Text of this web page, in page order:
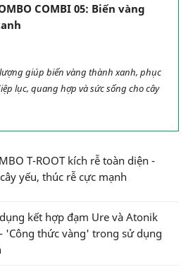
COMBI 05: Biến vàng
lượng giúp biến vàng thành xanh, phục
lục, quang hợp và sức sống cho cây
T-ROOT kích rễ toàn diện -
yếu, thúc rễ cực mạnh
kết hợp đạm Ure và Atonik
'Công thức vàng' trong sử dụng